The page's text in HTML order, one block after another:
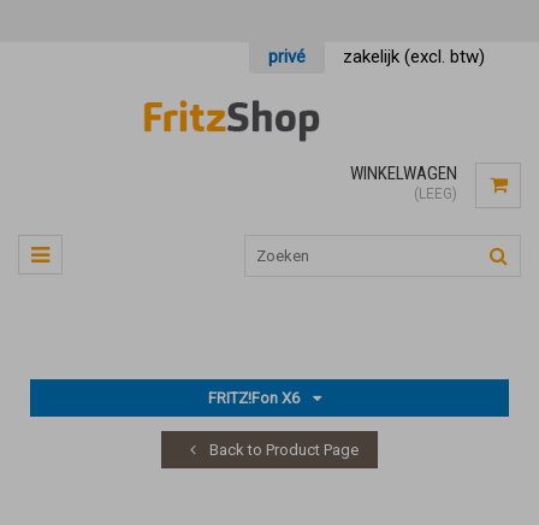
privé zakelijk (excl. btw)
WINKELWAGEN
(LEEG)
FRITZ!Fon X6
Back to Product Page